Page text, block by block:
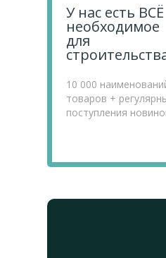
У нас есть ВСЁ
необходимое
для
10 000
товаров +
поступления